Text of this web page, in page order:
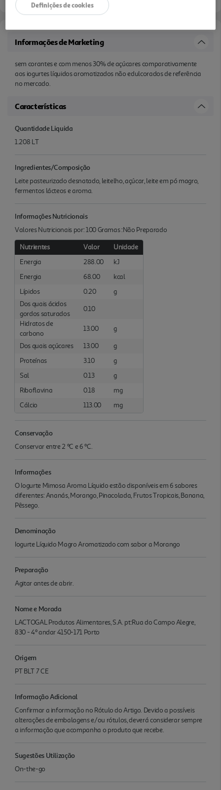
Informações de Marketing
sem corantes e com menos 30% de açúcares comparativamente
aos iogurtes líquidos aromatizados não edulcorados de referência
no mercado.
Características
Quantidade Liquida
1.208 LT
Ingredientes/Composição
Leite pasteurizado desnatado, leitelho, açúcar, leite em pó magro,
fermentos lácteos e aroma.
Informações Nutricionais
Valores Nutricionais por: 100 Gramas :Não Preparado
Nutrientes Valor
Unidade
Energia
288.00
kJ
Energia
68.00
kcal
Lípidos
0.20
g
Dos quais ácidos
gordos saturados
0.10
Hidratos de
carbono
13.00 g
Dos quais açúcares 13.00
g
Proteínas
3.10
g
Sal
0.13
g
Riboflavina
0.18
mg
Cálcio
113.00 mg
Conservação
Conservar entre 2 ºC e 6 ºC.
Informações
O Iogurte Mimosa Aroma Líquido estão disponíveis em 6 sabores
diferentes: Ananás, Morango, Pinacolada, Frutos Tropicais, Banana,
Pêssego.
Denominação
Iogurte Líquido Magro Aromatizado com sabor a Morango
Preparação
Agitar antes de abrir.
Nome e Morada
LACTOGAL Produtos Alimentares, S.A. pt:Rua do Campo Alegre,
830 - 4º andar 4150-171 Porto
Origem
PT BLT 7 CE
Informação Adicional
Confirmar a informação no Rótulo do Artigo. Devido a possíveis
alterações de embalagens e/ou rótulos, deverá considerar sempre
a informação que acompanha o produto que recebe.
Sugestões Utilização
On-the-go
Definições de cookies